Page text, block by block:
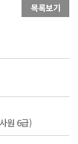
목록보기
원 6급)